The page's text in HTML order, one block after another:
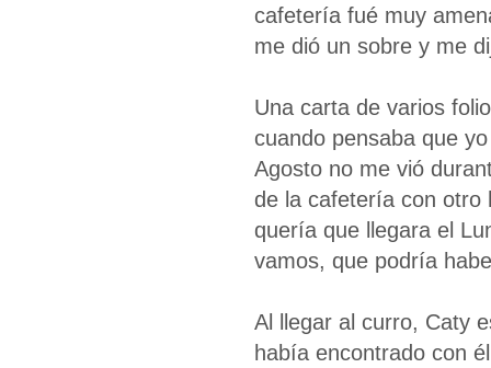
cafetería fué muy
me dió un sobre y me
Una carta de varios
cuando pensaba que
Agosto no me vió
de la cafetería con otro
quería que llegara el
vamos, que podría
Al llegar al curro, Caty
había encontrado con